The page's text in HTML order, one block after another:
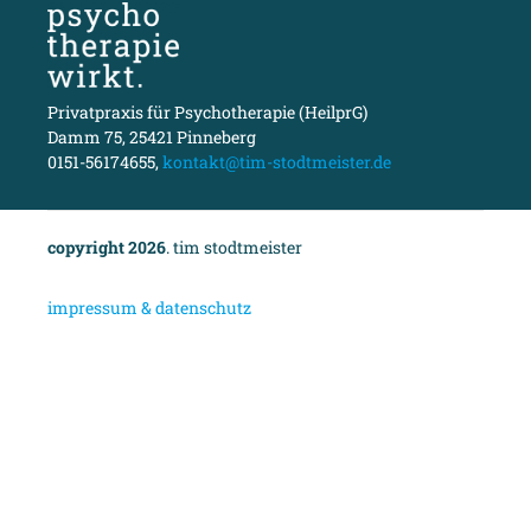
Privatpraxis für Psychotherapie (HeilprG)
Damm 75, 25421 Pinneberg
0151-56174655,kontakt@tim-stodtmeister.de
copyright 2026. tim stodtmeister
impressum & datenschutz